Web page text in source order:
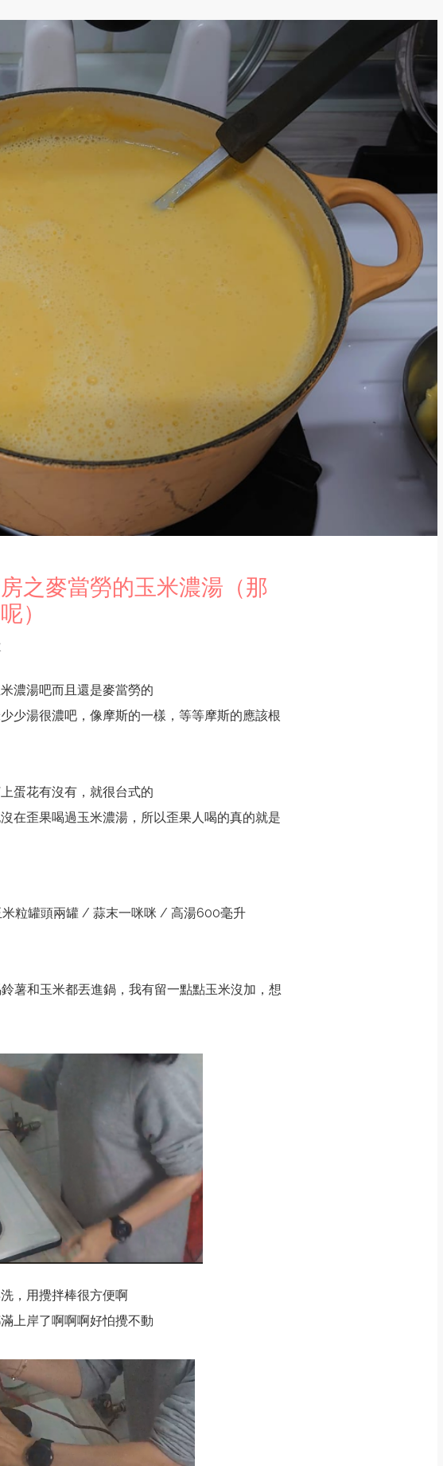
之麥當勞的玉米濃湯（那
）
濃湯吧而且還是麥當勞的
少湯很濃吧，像摩斯的一樣，等等摩斯的應該根
蛋花有沒有，就很台式的
在歪果喝過玉米濃湯，所以歪果人喝的真的就是
粒罐頭兩罐 / 蒜末一咪咪 / 高湯600毫升
薯和玉米都丟進鍋，我有留一點點玉米沒加，想
，用攪拌棒很方便啊
上岸了啊啊啊好怕攪不動